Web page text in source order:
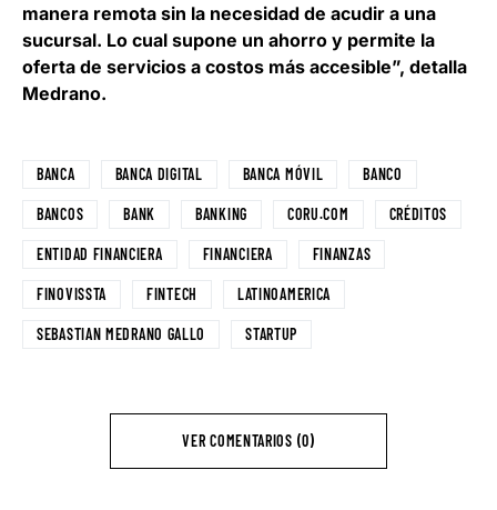
manera remota sin la necesidad de acudir a una
sucursal. Lo cual supone un ahorro y permite la
oferta de servicios a costos más accesible”, detalla
Medrano.
BANCA BANCA DIGITAL BANCA MÓVIL BANCO
BANCOS BANK BANKING CORU.COM CRÉDITOS
ENTIDAD FINANCIERA FINANCIERA FINANZAS
FINOVISSTA FINTECH LATINOAMERICA
SEBASTIAN MEDRANO GALLO STARTUP
VER COMENTARIOS (0)